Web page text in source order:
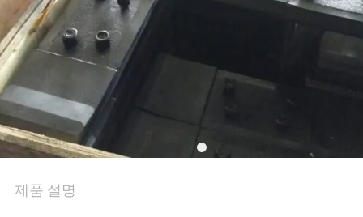
하
기
조
회
요
제품 설명